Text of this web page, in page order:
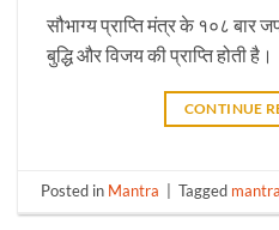
सौभाग्य प्राप्ति मंत्र के १०८ बार
बुद्धि और विजय की प्राप्ति होती है।
CONTINUE
Posted in Mantra Tagged mantra